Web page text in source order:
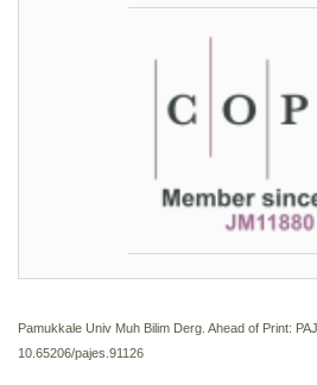
Pamukkale Univ Muh Bilim Derg. Ahead of Print:
10.65206/pajes.91126